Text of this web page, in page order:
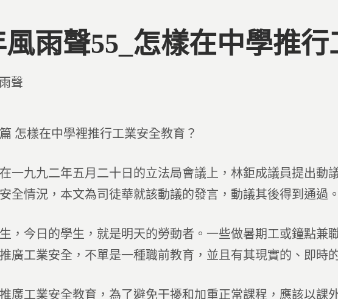
風雨聲55_怎樣在中學推
聲
怎樣在中學裡推行工業安全教育？
一九九二年五月二十日的立法局會議上，林鉅成議員提出動
全情況，本文為司徒華就該動議的發言，動議其後得到通過。
，今日的學生，就是明天的勞動者。一些做暑期工或鐘點兼
廣工業安全，不單是一種職前教育，並且有其現實的、即時
廣工業安全教育，為了避免干擾和加重正常課程，應該以課